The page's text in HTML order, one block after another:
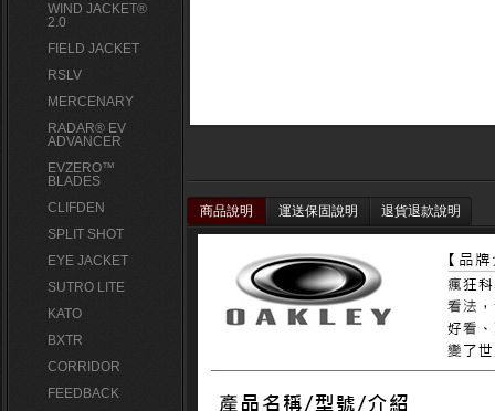
WIND JACKET®
2.0
FIELD JACKET
RSLV
MERCENARY
RADAR® EV
ADVANCER
EVZERO™
BLADES
CLIFDEN
SPLIT SHOT
EYE JACKET
SUTRO LITE
KATO
BXTR
CORRIDOR
FEEDBACK
商品說明 運送保固說明 退貨退款說明